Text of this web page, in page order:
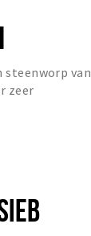
steenworp van
zeer